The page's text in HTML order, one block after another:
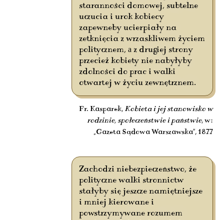
staranności domowej, subtelne
uczucia i urok kobiecy
zapewneby ucierpiały na
zetknięcia z wrzaskliwem życiem
politycznem, а z drugiej strony
przecież kobiety nie nabyłyby
zdolności do prac i walki
otwartej w życiu zewnętrznem.
Fr. Kasparek, Kobieta i jej stanowisko w
rodzinie, społeczeństwie i państwie, w:
„Gazeta Sądowa Warszawska”, 1877
Zachodzi niebezpieczeństwo, że
polityczne walki stronnictw
stałyby się jeszcze namiętniejsze
i mniej kierowane i
powstrzymywane rozumem